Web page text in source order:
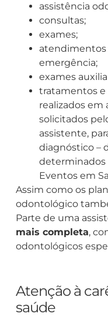
assistência
consultas;
exames;
atendimentos
emergência;
exames
tratamentos
realizados
solicitados
assistente,
diagnóstico –
determinados
Eventos em
Assim como os
odontológico
Parte de uma
mais completa,
odontológicos
Atenção à
saúde